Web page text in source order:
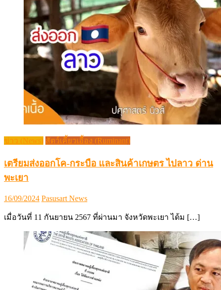
ข่าว (News) สัตว์เคี้ยวเอื้อง (Ruminant)
เตรียมส่งออกโค-กระบือ และสินค้าเกษตร ไปลาว ด่าน
พะเยา
Posted
16/09/2024 Author
Pasusart News
เมื่อวันที่ 11 กันยายน 2567 ที่ผ่านมา จังหวัดพะเยา ได้ม […]